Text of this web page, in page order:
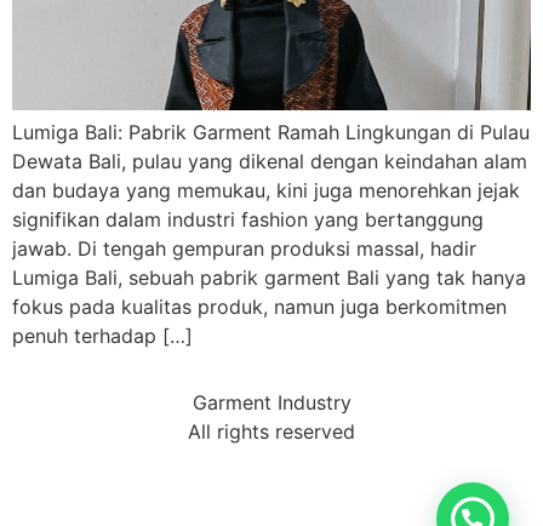
Lumiga Bali: Pabrik Garment Ramah Lingkungan di Pulau
Dewata Bali, pulau yang dikenal dengan keindahan alam
dan budaya yang memukau, kini juga menorehkan jejak
signifikan dalam industri fashion yang bertanggung
jawab. Di tengah gempuran produksi massal, hadir
Lumiga Bali, sebuah pabrik garment Bali yang tak hanya
fokus pada kualitas produk, namun juga berkomitmen
penuh terhadap […]
Garment Industry
All rights reserved